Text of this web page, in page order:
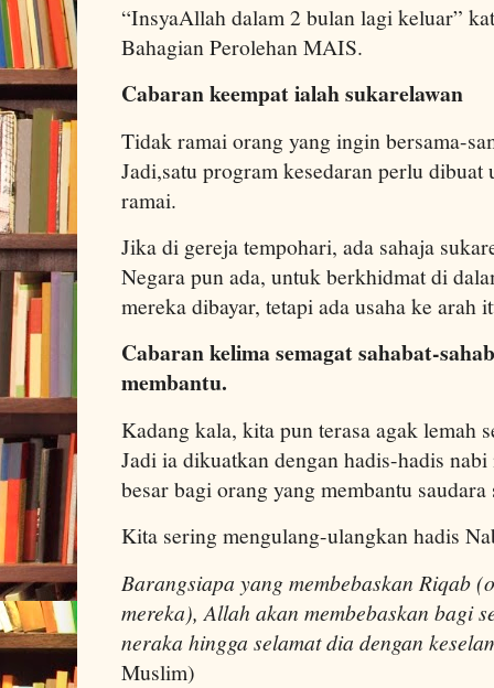
“InsyaAllah dalam 2 bulan lagi keluar”
Bahagian Perolehan MAIS.
Cabaran keempat ialah sukarelawan
Tidak ramai orang yang ingin bersama-
Jadi,satu program kesedaran perlu
ramai.
Jika di gereja tempohari, ada sahaja
Negara pun ada, untuk berkhidmat di
mereka dibayar, tetapi ada usaha ke arah
Cabaran kelima semagat sahabat-
membantu.
Kadang kala, kita pun terasa agak lemah
Jadi ia dikuatkan dengan hadis-hadis
besar bagi orang yang membantu saudara
Kita sering mengulang-ulangkan hadis
Barangsiapa yang membebaskan Riqab
mereka), Allah akan membebaskan bagi
neraka hingga selamat dia dengan
Muslim)